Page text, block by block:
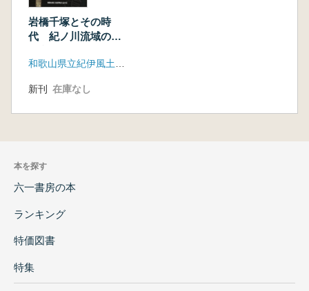
岩橋千塚とその時
代 紀ノ川流域の古
新刊 在庫なし
本を探す
六一書房の本
ランキング
特価図書
特集